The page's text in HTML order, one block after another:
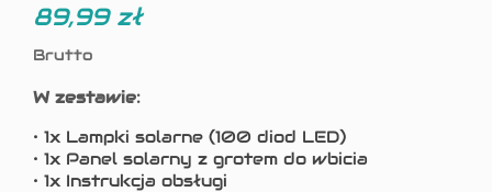
89,99 zł
Brutto
W zestawie:
• 1x Lampki solarne (100 diod LED)
• 1x Panel solarny z grotem do wbicia
• 1x Instrukcja obsługi